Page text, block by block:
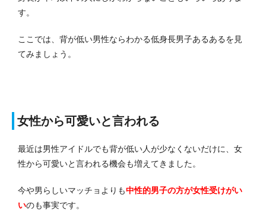
す。
ここでは、背が低い男性ならわかる低身長男子あるあるを見
てみましょう。
女性から可愛いと言われる
最近は男性アイドルでも背が低い人が少なくないだけに、女
性から可愛いと言われる機会も増えてきました。
今や男らしいマッチョよりも中性的男子の方が女性受けがい
いのも事実です。